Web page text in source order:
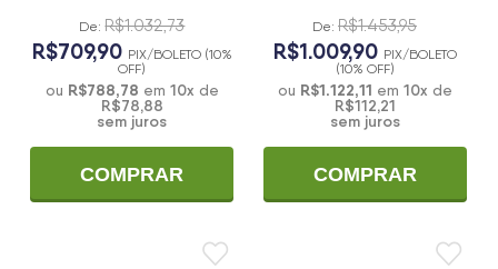
De: R$1.032,73
R$709,90 PIX/BOLETO (10%
OFF)
ou R$788,78 em 10x de
R$78,88
sem juros
COMPRAR
De: R$1.453,95
R$1.009,90 PIX/BOLETO
(10% OFF)
ou R$1.122,11 em 10x de
R$112,21
sem juros
COMPRAR